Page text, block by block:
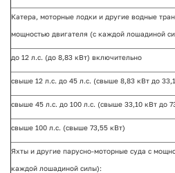
Катера, моторные лодки и другие водные
мощностью двигателя (с каждой лошадиной
до 12 л.с. (до 8,83 кВт) включительно
свыше 12 л.с. до 45 л.с. (свыше 8,83 кВт до
свыше 45 л.с. до 100 л.с. (свыше 33,10 кВт до
свыше 100 л.с. (свыше 73,55 кВт)
Яхты и другие парусно-моторные суда с
каждой лошадиной силы):